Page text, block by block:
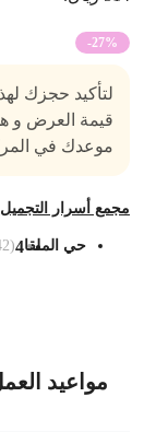
-27%
لتأكيد حجزك لهذا
قيمة العرض و هو
موعدك في المركز.
أسرار التجميل
حي الملقا 4
(
42
مواعيد العمل